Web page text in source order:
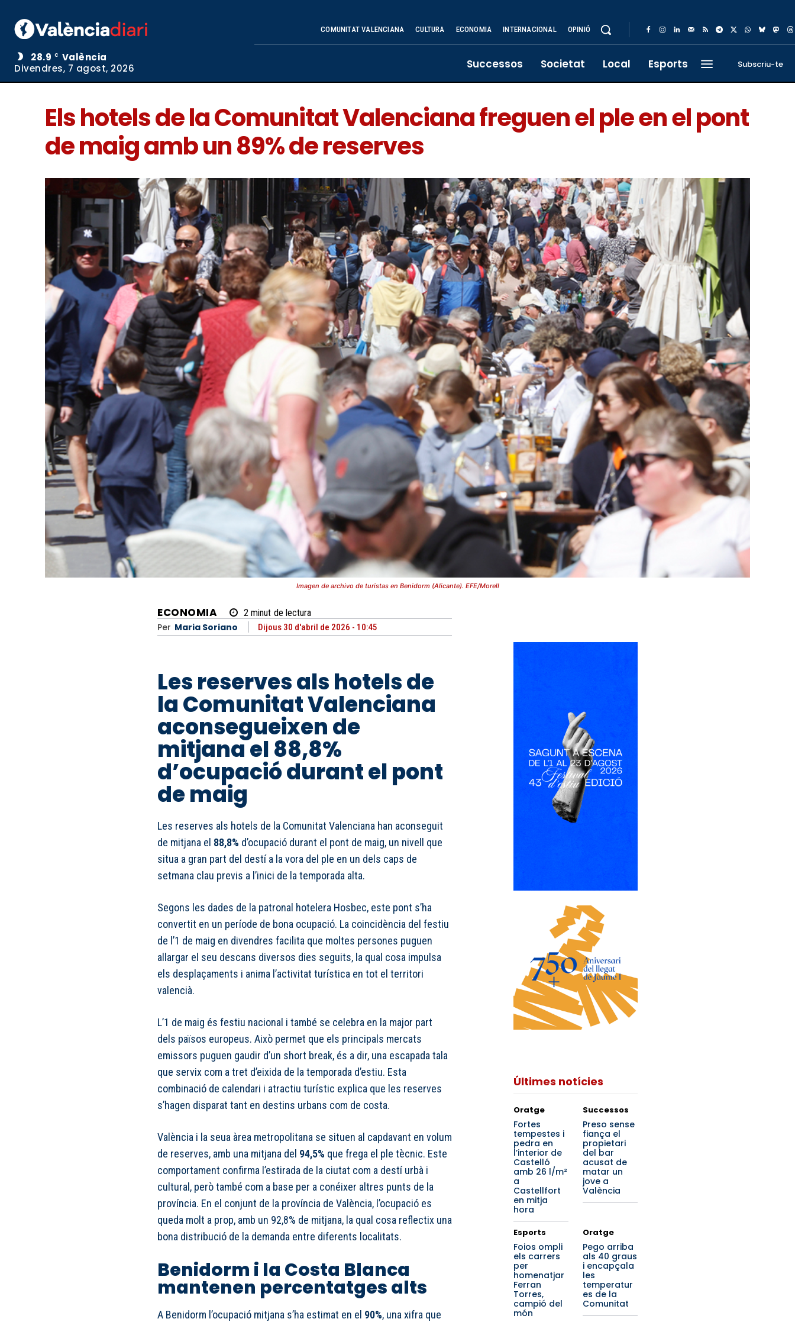
28.9 C
València
Divendres, 7 agost, 2026
COMUNITAT VALENCIANA CULTURA ECONOMIA INTERNACIONAL OPINIÓ
Successos Societat Local Esports Subscriu-te
Els hotels de la Comunitat Valenciana freguen el ple en el pont
de maig amb un 89% de reserves
Imagen de archivo de turistas en Benidorm (Alicante). EFE/Morell
ECONOMIA 2 minut de lectura
Per Maria Soriano Dijous 30 d'abril de 2026 - 10:45
Les reserves als hotels de
la Comunitat Valenciana
aconsegueixen de
mitjana el 88,8%
d’ocupació durant el pont
de maig
Les reserves als hotels de la Comunitat Valenciana han aconseguit
de mitjana el 88,8% d’ocupació durant el pont de maig, un nivell que
situa a gran part del destí a la vora del ple en un dels caps de
setmana clau previs a l’inici de la temporada alta.
Segons les dades de la patronal hotelera Hosbec, este pont s’ha
convertit en un període de bona ocupació. La coincidència del festiu
de l’1 de maig en divendres facilita que moltes persones puguen
allargar el seu descans diversos dies seguits, la qual cosa impulsa
els desplaçaments i anima l’activitat turística en tot el territori
valencià.
L’1 de maig és festiu nacional i també se celebra en la major part
dels països europeus. Això permet que els principals mercats
emissors puguen gaudir d’un short break, és a dir, una escapada tala
que servix com a tret d’eixida de la temporada d’estiu. Esta
combinació de calendari i atractiu turístic explica que les reserves
s’hagen disparat tant en destins urbans com de costa.
València i la seua àrea metropolitana se situen al capdavant en volum
de reserves, amb una mitjana del 94,5% que frega el ple tècnic. Este
comportament confirma l’estirada de la ciutat com a destí urbà i
cultural, però també com a base per a conéixer altres punts de la
província. En el conjunt de la província de València, l’ocupació es
queda molt a prop, amb un 92,8% de mitjana, la qual cosa reflectix una
bona distribució de la demanda entre diferents localitats.
Benidorm i la Costa Blanca
mantenen percentatges alts
A Benidorm l’ocupació mitjana s’ha estimat en el 90%, una xifra que
Últimes notícies
Oratge
Fortes
tempestes i
pedra en
l’interior de
Castelló
amb 26 l/m²
a
Castellfort
en mitja
hora
Successos
Preso sense
fiança el
propietari
del bar
acusat de
matar un
jove a
València
Esports
Foios ompli
els carrers
per
homenatjar
Ferran
Torres,
campió del
món
Oratge
Pego arriba
als 40 graus
i encapçala
les
temperatur
es de la
Comunitat